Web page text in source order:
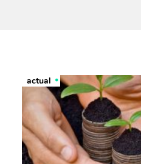
actual